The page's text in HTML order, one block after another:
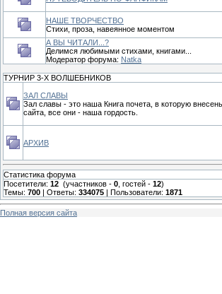
НАШЕ ТВОРЧЕСТВО
Стихи, проза, навеянное моментом
А ВЫ ЧИТАЛИ...?
Делимся любимыми стихами, книгами...
Модератор форума: Natka
ТУРНИР 3-Х ВОЛШЕБНИКОВ
ЗАЛ СЛАВЫ
Зал славы - это наша Книга почета, в которую
сайта, все они - наша гордость.
АРХИВ
Статистика форума
Посетители: 12 (участников - 0 , гостей - 12)
Темы: 700 | Ответы: 334075 | Пользователи: 1871
Полная версия сайта